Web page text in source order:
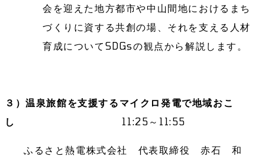
会を迎えた地方都市や中山間地におけるまち
づくりに資する共創の場、それを支える人材
育成についてSDGsの観点から解説します。
３）温泉旅館を支援するマイクロ発電で地域おこ
し
11:25～11:55
ふるさと熱電株式会社 代表取締役 赤石 和